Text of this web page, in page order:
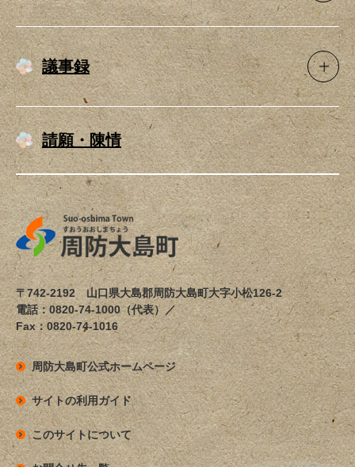
議事録
請願・陳情
〒742-2192 山口県大島郡周防大島町大字小松126-2
電話：0820-74-1000（代表）／
Fax：0820-74-1016
周防大島町公式ホームページ
サイトの利用ガイド
このサイトについて